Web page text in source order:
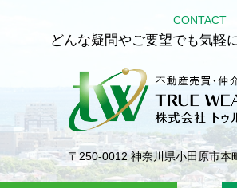
CONTACT
どんな疑問やご要望でも気軽
〒250-0012神奈川県小田原市本